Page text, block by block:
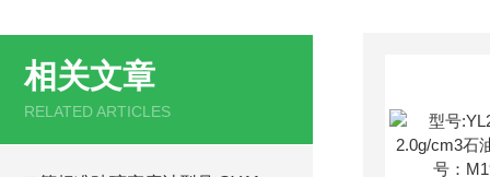
相关文章
RELATED ARTICLES